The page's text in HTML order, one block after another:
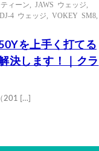
ィーン JAWS ウェッジ
DJ-4 ウェッジ VOKEY SM8
を上手く打てる
決します！｜クラ
201 […]